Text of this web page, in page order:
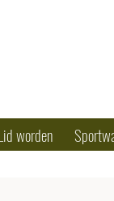
worden